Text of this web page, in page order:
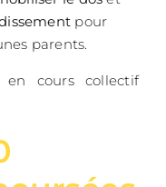
pour
parents.
en cours collectif